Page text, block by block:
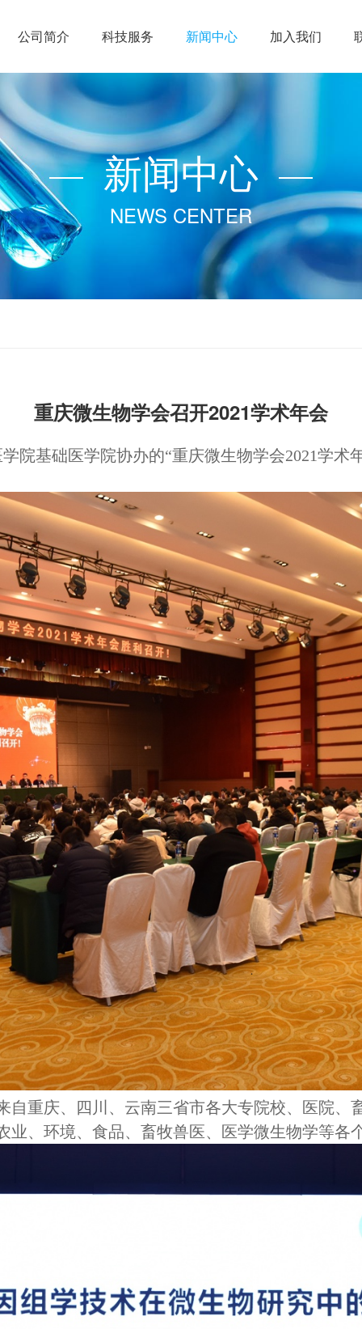
公司简介
公司简介 合作单位
科技服务
组学
seq
ATAC
HI-C
动植物基因组学
基因组De novo
T2T基因组
泛基因组
泛3D基因组
Small
全转
全长
新闻中心
公司新闻 行业新闻
加入我们
动 臻阅课堂
新闻中心
NEWS CENTER
重庆微生物学会召开2021学术年会
基础医学院协办的“重庆微生物学会2021学术
自重庆、四川、云南三省市各大专院校、医院、
业、环境、食品、畜牧兽医、医学微生物学等各